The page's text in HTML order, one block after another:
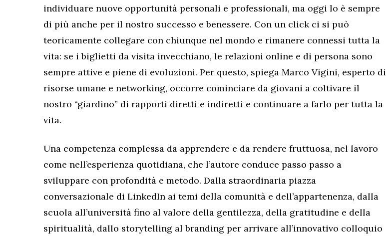
individuare nuove opportunità personali e professionali, ma oggi lo è sempre
di più anche per il nostro successo e benessere. Con un click ci si può
teoricamente collegare con chiunque nel mondo e rimanere connessi tutta la
vita: se i biglietti da visita invecchiano, le relazioni online e di persona sono
sempre attive e piene di evoluzioni. Per questo, spiega Marco Vigini, esperto di
risorse umane e networking, occorre cominciare da giovani a coltivare il
nostro “giardino” di rapporti diretti e indiretti e continuare a farlo per tutta la
vita.
Una competenza complessa da apprendere e da rendere fruttuosa, nel lavoro
come nell’esperienza quotidiana, che l’autore conduce passo passo a
sviluppare con profondità e metodo. Dalla straordinaria piazza
conversazionale di LinkedIn ai temi della comunità e dell’appartenenza, dalla
scuola all’università fino al valore della gentilezza, della gratitudine e della
spiritualità, dallo storytelling al branding per arrivare all’innovativo colloquio